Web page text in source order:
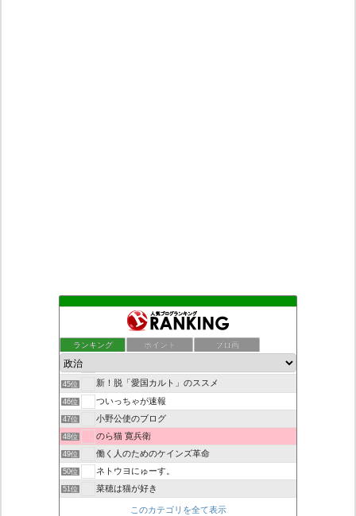
ランキング ポイント ブロ画
こんなニュースにでくわした
老子の道（万物の源）と徳 ＝大本神諭の一輪＋日月神示の神一厘
43位 日本第一！ニュース録
44位
45位 新！脱「愛国カルト」のススメ
46位 ついっちゃが速報
47位 小野公使のブログ
48位 のら猫 寛兵衛
49位 働く人のためのケインズ革命
50位 ネトウヨにゅーす。
51位 菜穂は猫が好き
自民党工作員の異常なネット活動
このカテゴリを全て表示